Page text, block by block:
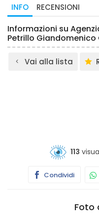
INFO RECENSIONI
Informazioni su
Petrillo Giandomenico
Vai alla lista
113
Condividi
Foto